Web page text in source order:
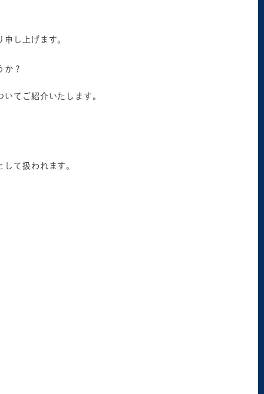
し上げます。
か？
てご紹介いたします。
て扱われます。